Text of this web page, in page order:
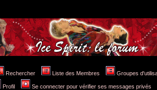
Rechercher Liste des Membres Groupes
Profil Se connecter pour vérifier ses messages privés